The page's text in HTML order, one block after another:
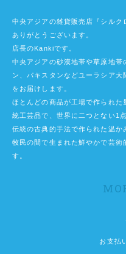
中央アジアの雑貨販売店『シルク
ありがとうございます。
店長のKankiです。
中央アジアの砂漠地帯や草原地帯
ン、パキスタンなどユーラシア
をお届けします。
ほとんどの商品が工場で作られ
統工芸品で、世界に二つとない1
伝統の古典的手法で作られた温か
牧民の間で生まれた鮮やかで芸術
す。
お支払